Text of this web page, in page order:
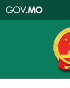
特
政
區
政
口